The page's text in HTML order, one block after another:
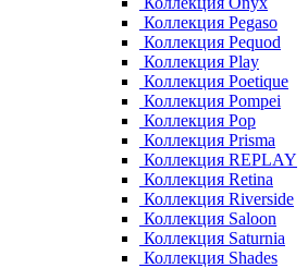
Коллекция Pegaso
Коллекция Pequod
Коллекция Play
Коллекция Poetique
Коллекция Pompei
Коллекция Pop
Коллекция Prisma
Коллекция REPLAY
Коллекция Retina
Коллекция Riverside
Коллекция Saloon
Коллекция Saturnia
Коллекция Shades